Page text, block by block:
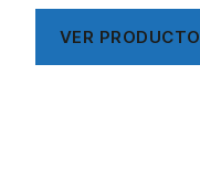
VER PRODUCTO